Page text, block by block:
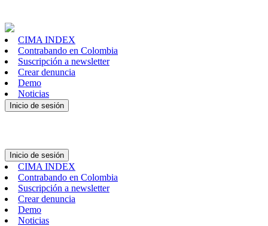
CIMA INDEX
Contrabando en Colombia
Suscripción a newsletter
Crear denuncia
Demo
Noticias
Inicio de sesión
Inicio de sesión
CIMA INDEX
Contrabando en Colombia
Suscripción a newsletter
Crear denuncia
Demo
Noticias